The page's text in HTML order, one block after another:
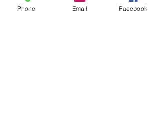
Phone Email Facebook